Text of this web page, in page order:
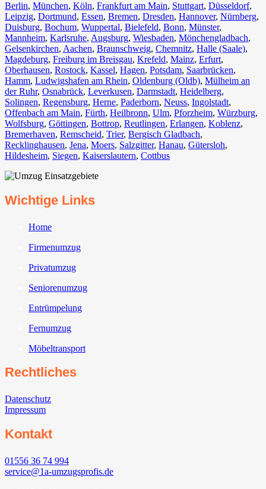
Berlin⁠, München, Köln⁠, Frankfurt am Main, Stuttgart, Düsseldorf,
Leipzig, Dortmund, Essen, Bremen, Dresden, Hannover, Nürnberg,
Duisburg⁠, Bochum, Wuppertal⁠, Bielefeld⁠, Bonn⁠, Münster⁠,
Mannheim, Karlsruhe, Augsburg, Wiesbaden⁠, Mönchengladbach⁠,
Gelsenkirchen⁠, Aachen⁠, Braunschweig, Chemnitz⁠, Halle (Saale)⁠,
Magdeburg, Freiburg im Breisgau⁠, Krefeld⁠, Mainz⁠, Erfurt,
Oberhausen⁠, Rostock⁠, Kassel⁠, Hagen, Potsdam, Saarbrücken⁠,
Hamm, Ludwigshafen am Rhein⁠, Oldenburg (Oldb), Mülheim an
der Ruhr, Osnabrück⁠, Leverkusen, Darmstadt⁠, Heidelberg,
Solingen, Regensburg, Herne⁠, Paderborn, Neuss, Ingolstadt,
Offenbach am Main, Fürth⁠, Heilbronn, Ulm⁠, Pforzheim, Würzburg,
Wolfsburg⁠, Göttingen, Bottrop, Reutlingen, Erlangen⁠, Koblenz,
Bremerhaven⁠, Remscheid, Trier⁠, Bergisch Gladbach,
Recklinghausen, Jena⁠, Moers⁠, Salzgitter⁠, Hanau, Gütersloh,
Hildesheim⁠, Siegen⁠, Kaiserslautern⁠, Cottbus⁠
Wichtige Links
Home
Firmenumzug
Privatumzug
Seniorenumzug
Entrümpelung
Fernumzug
Möbeltransport
Rechtliches
Datenschutz
Impressum
Kontakt
01556 36 74 994
service@1a-umzugsprofis.de